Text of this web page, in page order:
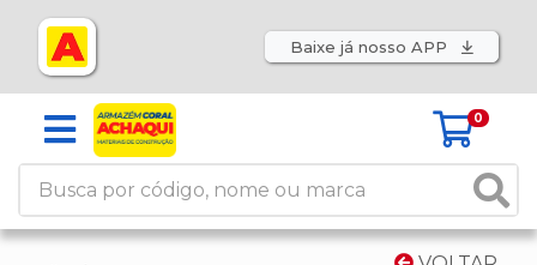
Baixe já nosso APP
0